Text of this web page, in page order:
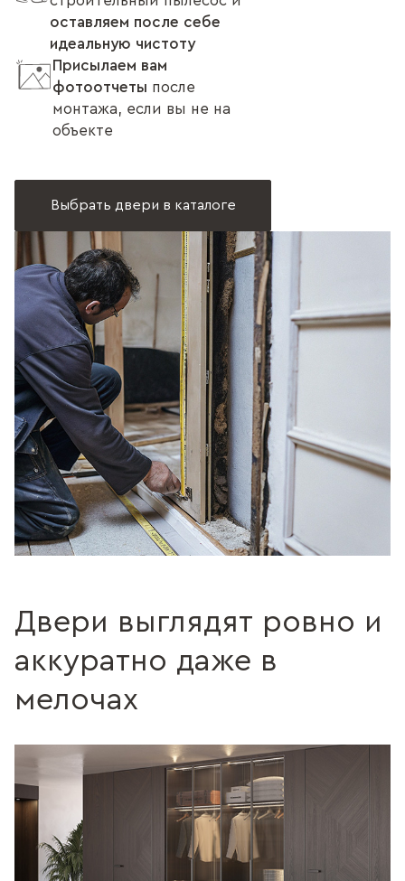
оставляем после себе
идеальную чистоту
Присылаем вам
фотоотчеты после
монтажа, если вы не на
объекте
Выбрать двери в каталоге
Двери выглядят ровно и
аккуратно даже в
мелочах